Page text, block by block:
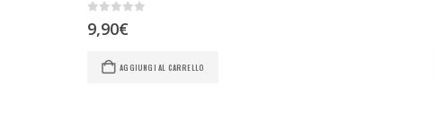
9,90€
AGGIUNGI AL CARRELLO